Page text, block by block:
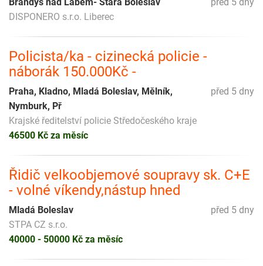
DISPONERO s.r.o. Liberec
Policista/ka - cizinecká policie -
náborák 150.000Kč -
před 5 dny
Praha, Kladno, Mladá Boleslav, Mělník,
Nymburk, Př
Krajské ředitelství policie Středočeského kraje
46500 Kč za měsíc
Řidič velkoobjemové soupravy sk. C+E
- volné víkendy,nástup hned
před 5 dny
Mladá Boleslav
STPA CZ s.r.o.
40000 - 50000 Kč za měsíc